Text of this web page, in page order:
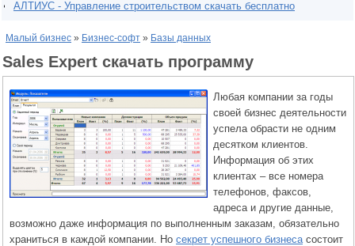
АЛТИУС - Управление строительством скачать бесплатно
Малый бизнес » Бизнес-софт » Базы данных
Sales Expert скачать программу
Любая компании за годы
своей бизнес деятельности
успела обрасти не одним
десятком клиентов.
Информация об этих
клиентах – все номера
телефонов, факсов,
адреса и другие данные,
возможно даже информация по выполненным заказам, обязательно
храниться в каждой компании. Но секрет успешного бизнеса состоит